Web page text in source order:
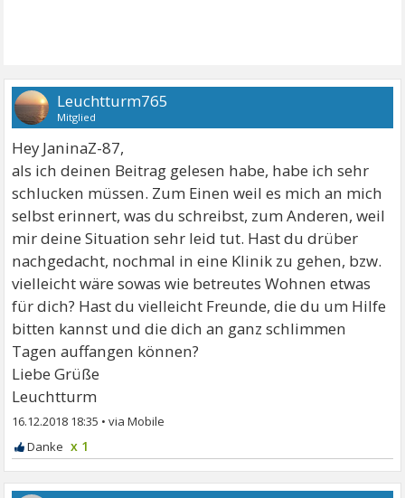
Leuchtturm765
Mitglied
Hey JaninaZ-87,
als ich deinen Beitrag gelesen habe, habe ich sehr
schlucken müssen. Zum Einen weil es mich an mich
selbst erinnert, was du schreibst, zum Anderen, weil
mir deine Situation sehr leid tut. Hast du drüber
nachgedacht, nochmal in eine Klinik zu gehen, bzw.
vielleicht wäre sowas wie betreutes Wohnen etwas
für dich? Hast du vielleicht Freunde, die du um Hilfe
bitten kannst und die dich an ganz schlimmen
Tagen auffangen können?
Liebe Grüße
Leuchtturm
16.12.2018 18:35 •
x 1